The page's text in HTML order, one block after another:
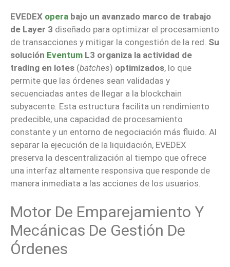
EVEDEX opera bajo un avanzado marco de trabajo
de Layer 3 diseñado para optimizar el procesamiento
de transacciones y mitigar la congestión de la red. Su
solución Eventum L3 organiza la actividad de
trading en lotes (batches) optimizados, lo que
permite que las órdenes sean validadas y
secuenciadas antes de llegar a la blockchain
subyacente. Esta estructura facilita un rendimiento
predecible, una capacidad de procesamiento
constante y un entorno de negociación más fluido. Al
separar la ejecución de la liquidación, EVEDEX
preserva la descentralización al tiempo que ofrece
una interfaz altamente responsiva que responde de
manera inmediata a las acciones de los usuarios.
Motor De Emparejamiento Y
Mecánicas De Gestión De
Órdenes